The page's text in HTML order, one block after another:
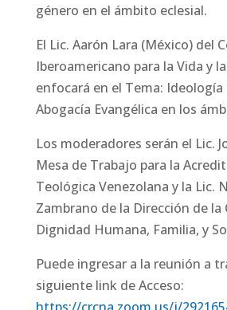
género en el ámbito eclesial.
El Lic. Aarón Lara (México) del
Iberoamericano para la Vida y
enfocará en el Tema: Ideología
Abogacía Evangélica en los
Los moderadores serán el Lic.
Mesa de Trabajo para la
Teológica Venezolana y la Lic.
Zambrano de la Dirección de la
Dignidad Humana, Familia, y
Puede ingresar a la reunión a
siguiente link de Acceso: